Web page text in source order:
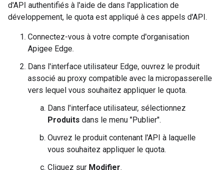
d'API authentifiés à l'aide de dans l'application de
développement, le quota est appliqué à ces appels d'API.
Connectez-vous à votre compte d'organisation
Apigee Edge.
Dans l'interface utilisateur Edge, ouvrez le produit
associé au proxy compatible avec la micropasserelle
vers lequel vous souhaitez appliquer le quota.
Dans l'interface utilisateur, sélectionnez
Produits dans le menu "Publier".
Ouvrez le produit contenant l'API à laquelle
vous souhaitez appliquer le quota.
Cliquez sur Modifier.